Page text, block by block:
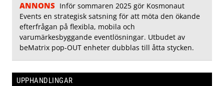
ANNONS Inför sommaren 2025 gör Kosmonaut
Events en strategisk satsning för att möta den ökande
efterfrågan på flexibla, mobila och
varumärkesbyggande eventlösningar. Utbudet av
beMatrix pop-OUT enheter dubblas till åtta stycken.
UPPHANDLINGAR